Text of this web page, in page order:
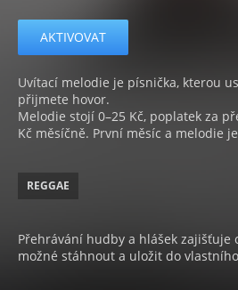
AKTIVOVAT
Uvítací melodie je písnička, kterou
přijmete hovor.
Melodie stojí 0–25 Kč, poplatek za
Kč měsíčně. První měsíc a melodie
REGGAE
Přehrávání hudby a hlášek
možné stáhnout a uložit do